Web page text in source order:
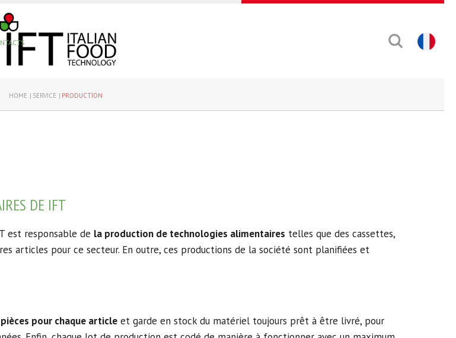
HOME SERVICE PRODUCTION
DE IFT
est responsable de la production de technologies alimentaires telles que des cassettes,
articles pour ce secteur. En outre, ces productions de la société sont planifiées et
pour chaque article et garde en stock du matériel toujours prêt à être livré, pour